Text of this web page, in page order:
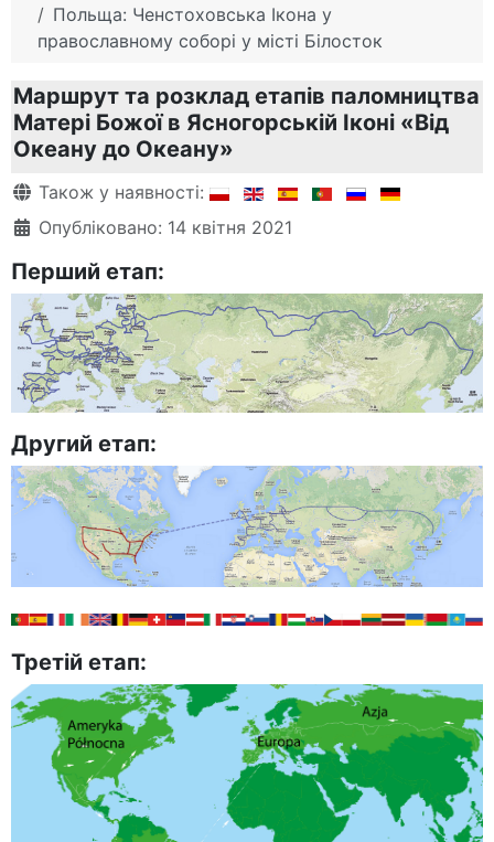
Польща: Ченстоховська Ікона у
православному соборі у місті Білосток
Маршрут та розклад етапів паломництва
Матері Божої в Ясногорській Іконі «Від
Океану до Океану»
Деталі
Також у наявності:
Опубліковано: 14 квітня 2021
Перший етап:
Другий етап:
Третій етап: